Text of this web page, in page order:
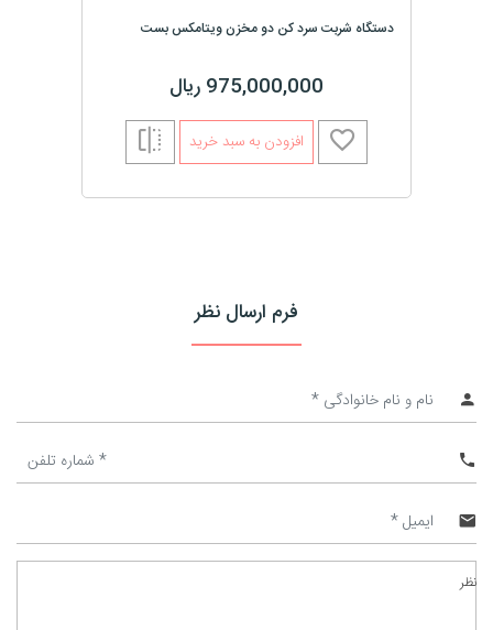
دستگاه شربت سرد کن دو مخزن ویتامکس بست
975,000,000 ریال
افزودن به سبد خرید
فرم ارسال نظر
نظر